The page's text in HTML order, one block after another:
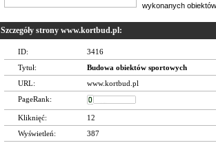
wykonanych
Szczegóły strony www.kortbud.pl:
ID:
3416
Tytuł:
Budowa obiektów sportowych
URL:
www.kortbud.pl
PageRank:
Kliknięć:
12
Wyświetleń:
387